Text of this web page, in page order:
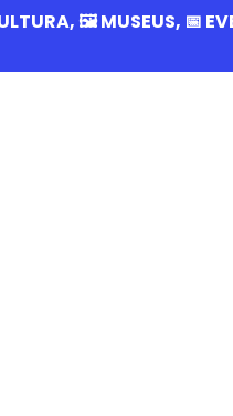
🖼️ MUSEUS, 📅